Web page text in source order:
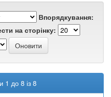
Впорядкування:
на сторінку:
1 до 8 із 8